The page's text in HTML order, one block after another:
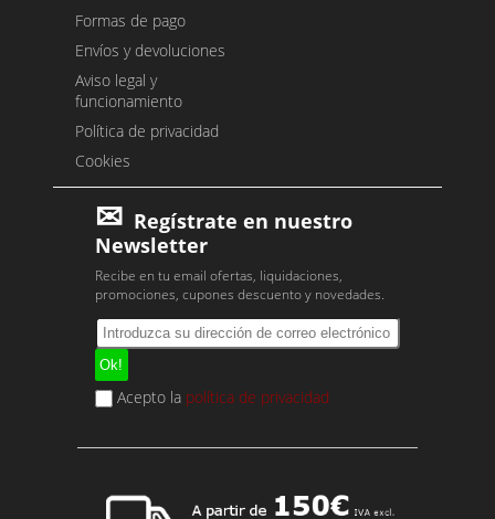
Formas de pago
Envíos y devoluciones
Aviso legal y
funcionamiento
Política de privacidad
Cookies
Regístrate en nuestro
Newsletter
Recibe en tu email ofertas, liquidaciones,
promociones, cupones descuento y novedades.
Acepto la política de privacidad